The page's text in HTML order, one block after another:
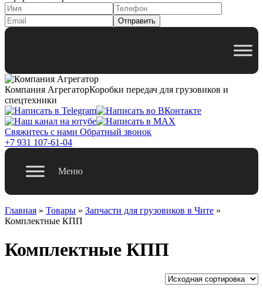
Компания АгрегаторКоробки передач для грузовиков и
спецтехники
Свяжитесь с нами Обратный звонок
+7 931 107-61-04
Меню
Главная » Товары » Запчасти для грузовиков в Чите »
Комплектные КПП
Комплектные КПП